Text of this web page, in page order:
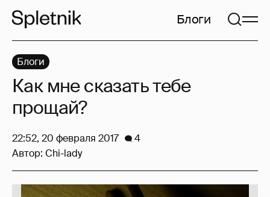
Блоги
Блоги
Как мне сказать тебе
прощай?
22:52, 20 февраля 2017
4
Автор: Chi-lady